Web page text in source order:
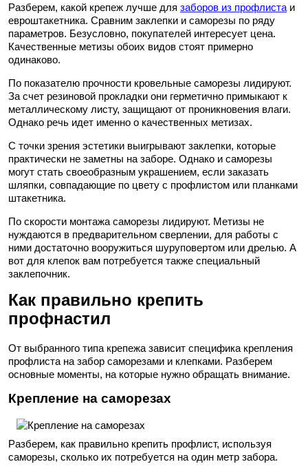
Разберем, какой крепеж лучше для заборов из профлиста и
евроштакетника. Сравним заклепки и саморезы по ряду
параметров. Безусловно, покупателей интересует цена.
Качественные метизы обоих видов стоят примерно
одинаково.
По показателю прочности кровельные саморезы лидируют.
За счет резиновой прокладки они герметично примыкают к
металлическому листу, защищают от проникновения влаги.
Однако речь идет именно о качественных метизах.
С точки зрения эстетики выигрывают заклепки, которые
практически не заметны на заборе. Однако и саморезы
могут стать своеобразным украшением, если заказать
шляпки, совпадающие по цвету с профлистом или планками
штакетника.
По скорости монтажа саморезы лидируют. Метизы не
нуждаются в предварительном сверлении, для работы с
ними достаточно вооружиться шуруповертом или дрелью. А
вот для клепок вам потребуется также специальный
заклепочник.
Как правильно крепить
профнастил
От выбранного типа крепежа зависит специфика крепления
профлиста на забор саморезами и клепками. Разберем
основные моменты, на которые нужно обращать внимание.
Крепление на саморезах
Разберем, как правильно крепить профлист, используя
саморезы, сколько их потребуется на один метр забора.